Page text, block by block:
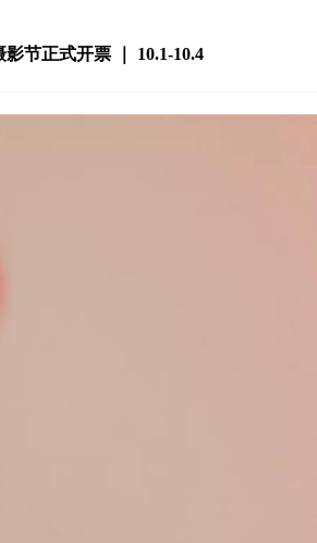
节正式开票 ｜ 10.1-10.4